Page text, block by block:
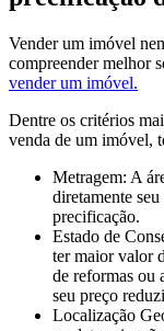
Vender um imóvel
compreender melhor
vender um imóvel.
Dentre os critérios
venda de um imóvel,
Metragem: A
diretamente
precificação.
Estado de
ter maior valor
de reformas ou
seu preço
Localização